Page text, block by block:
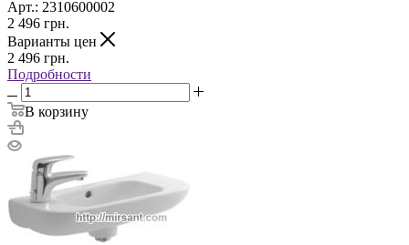
Арт.: 2310600002
2 496 грн.
Варианты цен
2 496 грн.
Подробности
В корзину